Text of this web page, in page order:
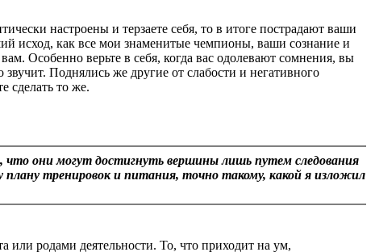
настроены и терзаете себя, то в итоге пострадают ваши
исход, как все мои знаменитые чемпионы, ваши сознание и
Особенно верьте в себя, когда вас одолевают сомнения, вы
Поднялись же другие от слабости и негативного
сделать то же.
они могут достигнуть вершины лишь путем следования
плану тренировок и питания, точно такому, какой я изложил
или родами деятельности. То, что приходит на ум,